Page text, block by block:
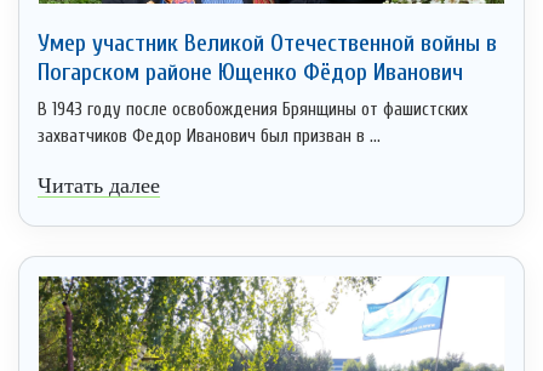
Умер участник Великой Отечественной войны в
Погарском районе Ющенко Фёдор Иванович
В 1943 году после освобождения Брянщины от фашистских
захватчиков Федор Иванович был призван в ...
Читать далее